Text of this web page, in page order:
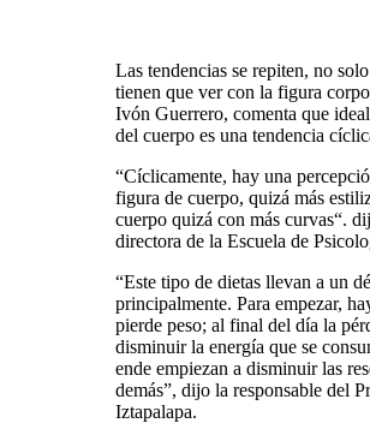
Las tendencias se repiten, no
tienen que ver con la figura
Ivón Guerrero, comenta que
del cuerpo es una tendencia
“Cíclicamente, hay una
figura de cuerpo, quizá más
cuerpo quizá con más curvas“.
directora de la Escuela de
“Este tipo de dietas llevan a un
principalmente. Para empezar,
pierde peso; al final del día la
disminuir la energía que se
ende empiezan a disminuir las
demás”, dijo la responsable del
Iztapalapa.